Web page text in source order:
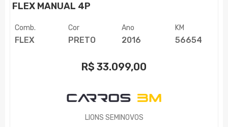
FLEX MANUAL 4P
Comb.
FLEX
Cor
PRETO
Ano
2016
KM
56654
R$ 33.099,00
LIONS SEMINOVOS